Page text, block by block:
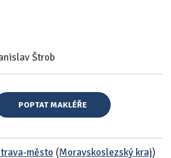
Štrob
POPTAT MAKLÉŘE
město (Moravskoslezský kraj)